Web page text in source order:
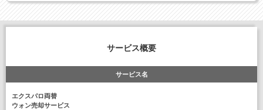
サービス概要
サービス名
エクスパロ両替
ウォン売却サービス